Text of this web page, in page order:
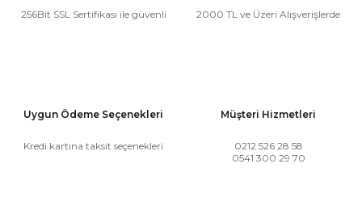
256Bit SSL Sertifikası ile güvenli 2000 TL ve Üzeri Alışverişlerde
Uygun Ödeme Seçenekleri
Kredi kartına taksit seçenekleri
Müşteri Hizmetleri
0212 526 28 58
0541 300 29 70